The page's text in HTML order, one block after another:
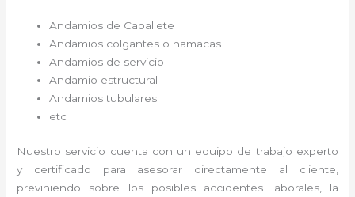
Andamios de Caballete
Andamios colgantes o hamacas
Andamios de servicio
Andamio estructural
Andamios tubulares
etc
Nuestro servicio cuenta con un equipo de trabajo experto
y certificado para asesorar directamente al cliente,
previniendo sobre los posibles accidentes laborales, la